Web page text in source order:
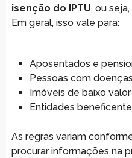
isenção do IPTU, ou
Em geral, isso vale para:
Aposentados e
Pessoas com
Imóveis de baixo valor
Entidades
As regras variam
procurar informações na